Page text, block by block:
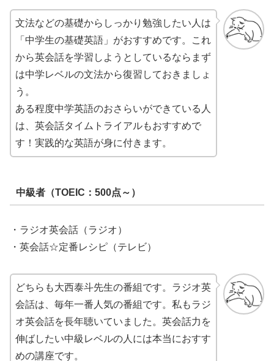
文法などの基礎からしっかり勉強したい人は
「中学生の基礎英語」がおすすめです。これ
から英会話を学習しようとしているならまず
は中学レベルの文法から復習しておきましょ
う。
ある程度中学英語のおさらいができている人
は、英会話タイムトライアルもおすすめで
す！実践的な英語が身に付きます。
中級者（TOEIC：500点～）
・ラジオ英会話（ラジオ）
・英会話☆定番レシピ（テレビ）
どちらも大西泰斗先生の番組です。ラジオ英
会話は、毎年一番人気の番組です。私もラジ
オ英会話を長年聴いていました。英会話力を
伸ばしたい中級レベルの人には本当におすす
めの講座です。